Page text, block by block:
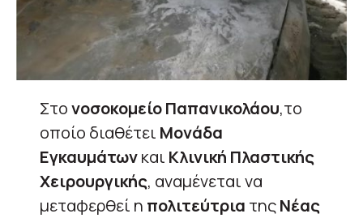
Στονοσοκομείο Παπανικολάου,το
οποίο διαθέτει Μονάδα
Εγκαυμάτωνκαι Κλινική Πλαστικής
Χειρουργικής, αναμένεται να
μεταφερθεί η πολιτεύτρια τηςΝέας